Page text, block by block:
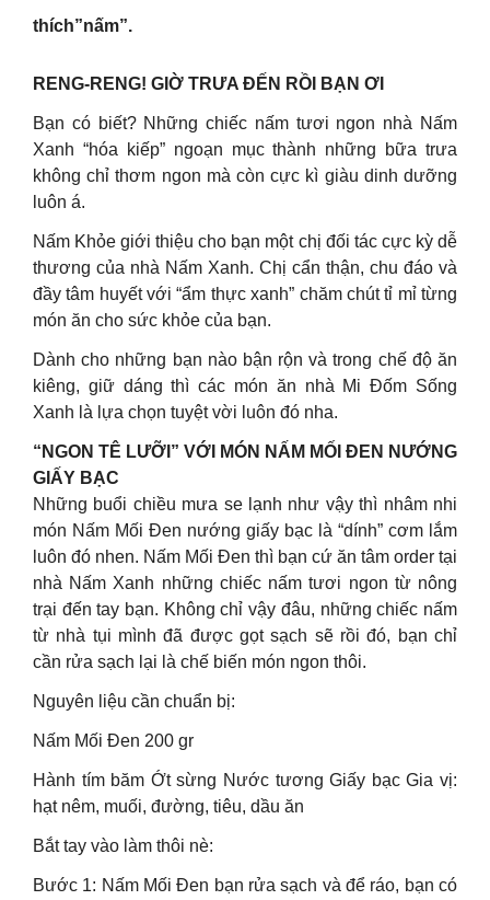
thích”nấm”.
RENG-RENG! GIỜ TRƯA ĐẾN RỒI BẠN ƠI
Bạn có biết? Những chiếc nấm tươi ngon nhà Nấm
Xanh “hóa kiếp” ngoạn mục thành những bữa trưa
không chỉ thơm ngon mà còn cực kì giàu dinh dưỡng
luôn á.
Nấm Khỏe giới thiệu cho bạn một chị đối tác cực kỳ dễ
thương của nhà Nấm Xanh. Chị cẩn thận, chu đáo và
đầy tâm huyết với “ẩm thực xanh” chăm chút tỉ mỉ từng
món ăn cho sức khỏe của bạn.
Dành cho những bạn nào bận rộn và trong chế độ ăn
kiêng, giữ dáng thì các món ăn nhà Mi Đốm Sống
Xanh là lựa chọn tuyệt vời luôn đó nha.
“NGON TÊ LƯỠI” VỚI MÓN NẤM MỐI ĐEN NƯỚNG
GIẤY BẠC
Những buổi chiều mưa se lạnh như vậy thì nhâm nhi
món Nấm Mối Đen nướng giấy bạc là “dính” cơm lắm
luôn đó nhen. Nấm Mối Đen thì bạn cứ ăn tâm order tại
nhà Nấm Xanh những chiếc nấm tươi ngon từ nông
trại đến tay bạn. Không chỉ vậy đâu, những chiếc nấm
từ nhà tụi mình đã được gọt sạch sẽ rồi đó, bạn chỉ
cần rửa sạch lại là chế biến món ngon thôi.
Nguyên liệu cần chuẩn bị:
Nấm Mối Đen 200 gr
Hành tím băm Ớt sừng Nước tương Giấy bạc Gia vị:
hạt nêm, muối, đường, tiêu, dầu ăn
Bắt tay vào làm thôi nè:
Bước 1: Nấm Mối Đen bạn rửa sạch và để ráo, bạn có